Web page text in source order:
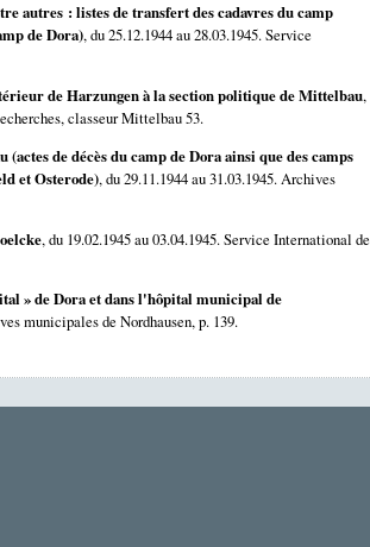
autres : listes de transfert des cadavres du camp
de Dora), du 25.12.1944 au 28.03.1945. Service
de Harzungen à la section politique de Mittelbau,
classeur Mittelbau 53.
de décès du camp de Dora ainsi que des camps
et Osterode), du 29.11.1944 au 31.03.1945. Archives
, du 19.02.1945 au 03.04.1945. Service International de
» de Dora et dans l'hôpital municipal de
municipales de Nordhausen, p. 139.